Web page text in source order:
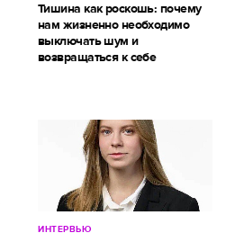
Тишина как роскошь: почему
нам жизненно необходимо
выключать шум и
возвращаться к себе
ИНТЕРВЬЮ